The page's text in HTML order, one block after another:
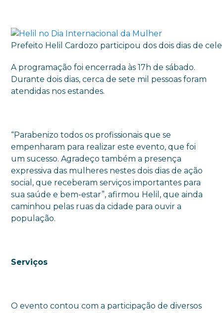
Prefeito Helil Cardozo participou dos dois dias de
A programação foi encerrada às 17h de sábado.
Durante dois dias, cerca de sete mil pessoas foram
atendidas nos estandes.
“Parabenizo todos os profissionais que se
empenharam para realizar este evento, que foi
um sucesso. Agradeço também a presença
expressiva das mulheres nestes dois dias de ação
social, que receberam serviços importantes para
sua saúde e bem-estar”, afirmou Helil, que ainda
caminhou pelas ruas da cidade para ouvir a
população.
Serviços
O evento contou com a participação de diversos